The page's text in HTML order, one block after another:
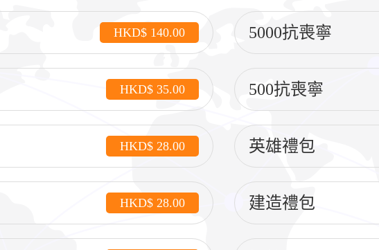
HKD$ 140.00 5000抗喪寧
HKD$ 35.00 500抗喪寧
HKD$ 28.00 英雄禮包
HKD$ 28.00 建造禮包